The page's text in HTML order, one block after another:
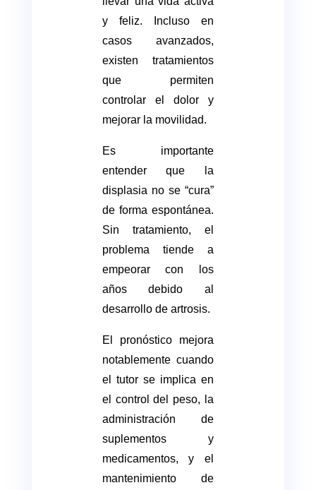
y feliz. Incluso en
casos avanzados,
existen tratamientos
que permiten
controlar el dolor y
mejorar la movilidad.
Es importante
entender que la
displasia no se “cura”
de forma espontánea.
Sin tratamiento, el
problema tiende a
empeorar con los
años debido al
desarrollo de artrosis.
El pronóstico mejora
notablemente cuando
el tutor se implica en
el control del peso, la
administración de
suplementos y
medicamentos, y el
mantenimiento de